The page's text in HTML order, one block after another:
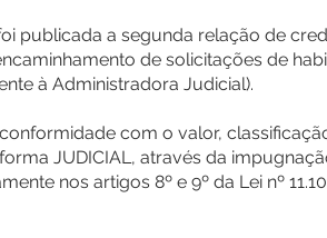
publicada a segunda relação de
de solicitações de
à Administradora Judicial).
com o valor,
forma JUDICIAL, através da
nos artigos 8º e 9º da Lei nº